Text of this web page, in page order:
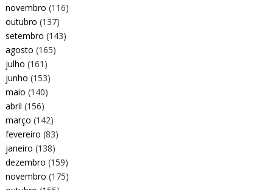
novembro (116)
outubro (137)
setembro (143)
agosto (165)
julho (161)
junho (153)
maio (140)
abril (156)
março (142)
fevereiro (83)
janeiro (138)
dezembro (159)
novembro (175)